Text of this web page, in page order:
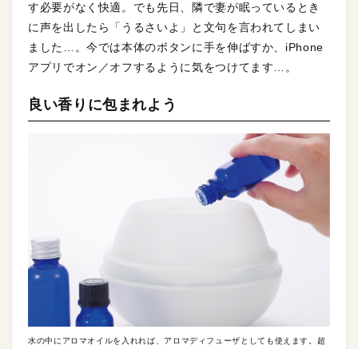
す必要がなく快適。でも先日、隣で妻が眠っているとき
に声を出したら「うるさいよ」と文句を言われてしまい
ました…。今では本体のボタンに手を伸ばすか、iPhone
アプリでオン／オフするように気をつけてます…。
良い香りに包まれよう
水の中にアロマオイルを入れれば、アロマディフューザとしても使えます。超